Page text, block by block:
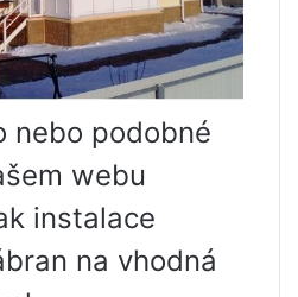
nebo podobné
webu
instalace
na vhodná